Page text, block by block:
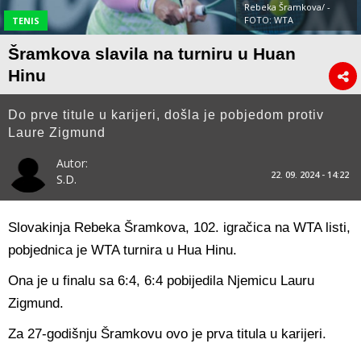
TENIS
Rebeka Šramkova/ -
FOTO: WTA
Šramkova slavila na turniru u Huan
Hinu
Do prve titule u karijeri, došla je pobjedom protiv
Laure Zigmund
Autor:
S.D.
22. 09. 2024 - 14:22
Slovakinja Rebeka Šramkova, 102. igračica na WTA listi,
pobjednica je WTA turnira u Hua Hinu.
Ona je u finalu sa 6:4, 6:4 pobijedila Njemicu Lauru
Zigmund.
Za 27-godišnju Šramkovu ovo je prva titula u karijeri.